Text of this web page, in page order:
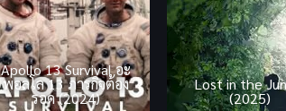
Apollo 13 Survival อะ
พอลโล 13 ภารกิจต้อง
รอด (2024)
Lost in the
(2025)